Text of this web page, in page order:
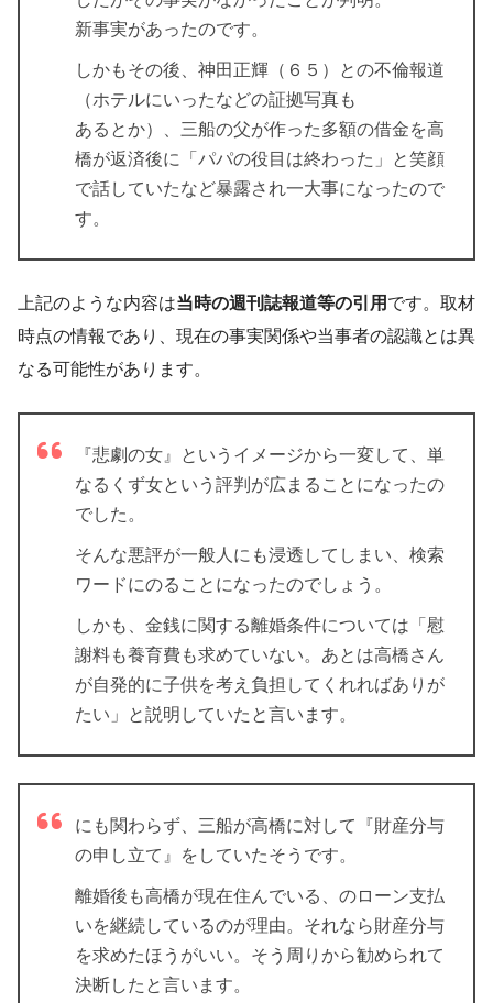
新事実があったのです。
しかもその後、 神田正輝（６５）との不倫報道
（ホテルにいったなどの証拠写真も
あるとか）
、三船の父が作った多額の借金を高
橋が返済後に「パパの役目は終わった」と笑顔
で話していたなど暴露され一大事になったので
す。
上記のような内容は当時の週刊誌報道等の引用 です。取材
時点の情報であり、現在の事実関係や当事者の認識とは異
なる可能性があります。
『悲劇の女』
というイメージから一変して、単
なるくず女という評判が広まることになったの
でした。
そんな悪評が一般人にも浸透してしまい、検索
ワードにのることになったのでしょう。
しかも、金銭に関する離婚条件については「慰
謝料も養育費も求めていない。あとは高橋さん
が自発的に子供を考え負担してくれればありが
たい」と説明していたと言います。
にも関わらず、三船が高橋に対して
『財産分与
の申し立て』
をしていたそうです。
離婚後も高橋が現在住んでいる、のローン支払
いを継続しているのが理由。それなら財産分与
を求めたほうがいい。そう周りから勧められて
決断したと言います。